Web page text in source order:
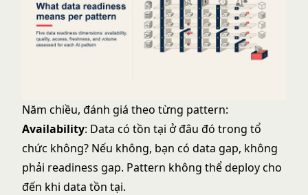
Năm chiều, đánh giá theo từng pattern:
Availability: Data có tồn tại ở đâu đó trong tổ
chức không? Nếu không, bạn có data gap, không
phải readiness gap. Pattern không thể deploy cho
đến khi data tồn tại.